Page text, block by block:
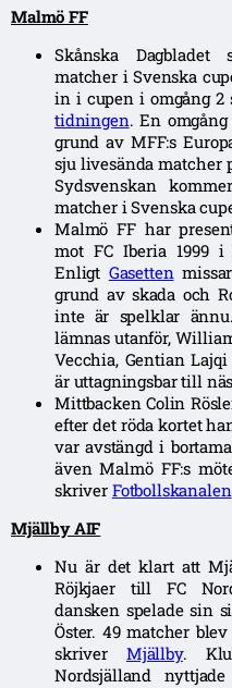
Malmö FF
Skånska Dagbladet
matcher i Svenska
in i cupen i omgång 2
tidningen. En
grund av MFF:s
sju livesända matcher
Sydsvenskan
matcher i Svenska
Malmö FF har
mot FC Iberia 1999
Enligt Gasetten
grund av skada och
inte är spelklar
lämnas utanför,
Vecchia, Gentian
är uttagningsbar till
Mittbacken Colin
efter det röda kortet
var avstängd i
även Malmö FF:s
skriver Fotbollskanalen
Mjällby AIF
Nu är det klart att
Röjkjaer till FC
dansken spelade sin
Öster. 49 matcher
skriver Mjällby.
Nordsjälland